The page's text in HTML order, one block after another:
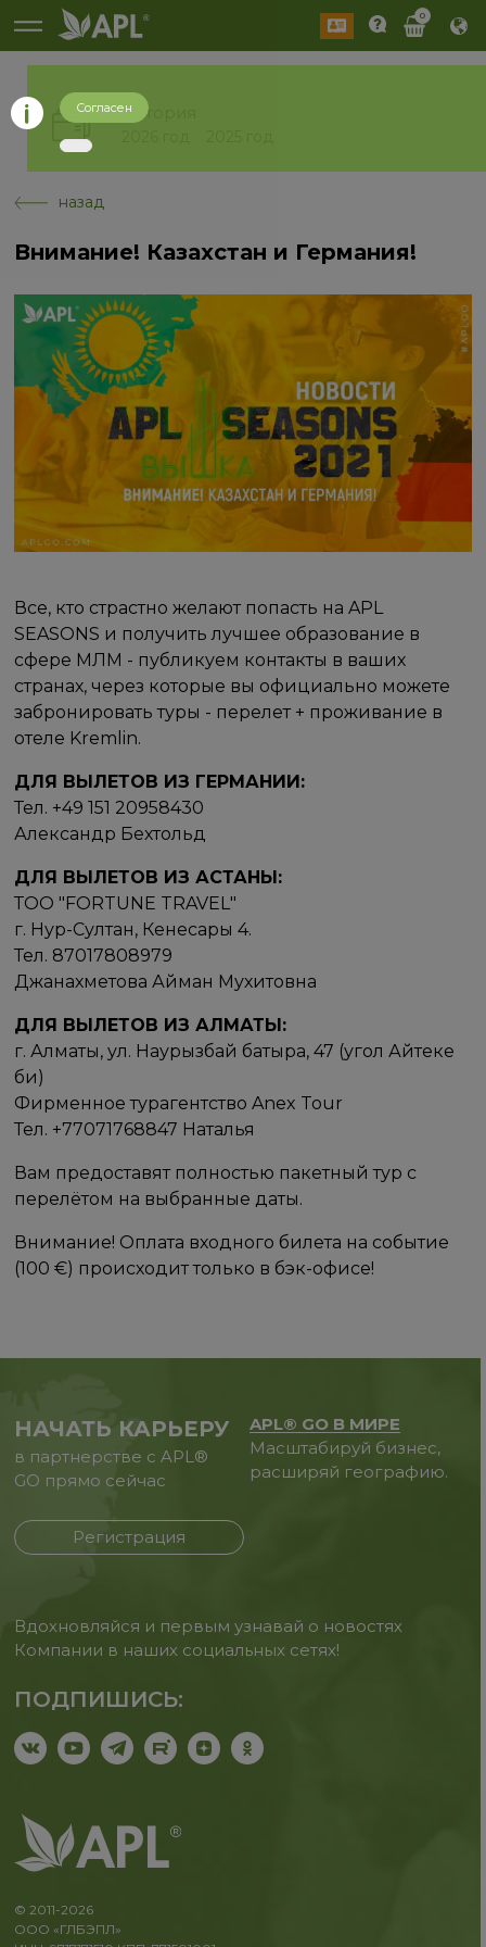
0
История
назад
Внимание! Казахстан и Германия!
Все, кто страстно желают попасть на APL
SEASONS и получить лучшее образование в
сфере МЛМ - публикуем контакты в ваших
странах, через которые вы официально можете
забронировать туры - перелет + проживание в
отеле Kremlin.
ДЛЯ ВЫЛЕТОВ ИЗ ГЕРМАНИИ:
Тел. +49 151 20958430
Александр Бехтольд
ДЛЯ ВЫЛЕТОВ ИЗ АСТАНЫ:
ТОО "FORTUNE TRAVEL"
г. Нур-Султан, Кенесары 4.
Тел. 87017808979
Джанахметова Айман Мухитовна
ДЛЯ ВЫЛЕТОВ ИЗ АЛМАТЫ:
г. Алматы, ул. Наурызбай батыра, 47 (угол Айтеке
би)
Фирменное турагентство Anex Tour
Тел. +77071768847 Наталья
Вам предоставят полностью пакетный тур с
перелётом на выбранные даты.
Внимание! Оплата входного билета на событие
(100 €) происходит только в бэк-офисе!
НАЧАТЬ КАРЬЕРУ
в партнерстве с APL®
GO прямо сейчас
Регистрация
APL® GO В МИРЕ
Масштабируй бизнес,
расширяй географию.
Вдохновляйся и первым узнавай о новостях
Компании в наших социальных сетях!
ПОДПИШИСЬ:
© 2011-2026
ООО «ГЛБЭПЛ»
Согласен